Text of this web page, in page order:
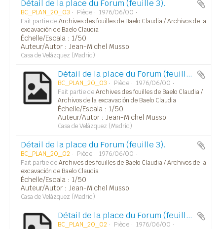
Détail de la place du Forum (feuille 3).
BC_PLAN_20_03 Pièce
1976/06/00
Fait partie deArchives des fouilles de Baelo Claudia / Archivos de la
excavación de Baelo Claudia
Échelle/Escala : 1/50
Auteur/Autor : Jean-Michel Musso
Casa de Velázquez (Madrid)
Détail de la place du Forum (feuille 3).
BC_PLAN_20_03 Pièce
1976/06/00
Fait partie deArchives des fouilles de Baelo Claudia /
Archivos de la excavación de Baelo Claudia
Échelle/Escala : 1/50
Auteur/Autor : Jean-Michel Musso
Casa de Velázquez (Madrid)
Détail de la place du Forum (feuille 3).
BC_PLAN_20_02 Pièce
1976/06/00
Fait partie deArchives des fouilles de Baelo Claudia / Archivos de la
excavación de Baelo Claudia
Échelle/Escala : 1/50
Auteur/Autor : Jean-Michel Musso
Casa de Velázquez (Madrid)
Détail de la place du Forum (feuille 3).
BC_PLAN_20_02 Pièce
1976/06/00